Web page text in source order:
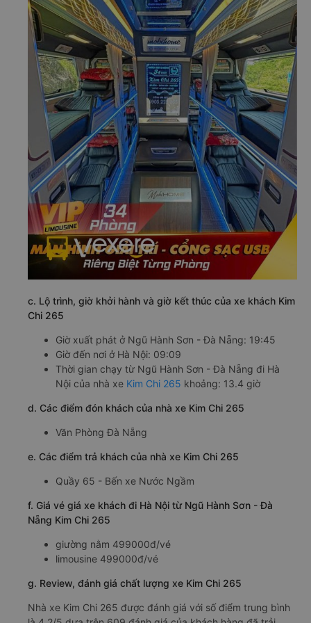
c. Lộ trình, giờ khởi hành và giờ kết thúc của xe khách Kim
Chi 265
Giờ xuất phát ở Ngũ Hành Sơn - Đà Nẵng: 19:45
Giờ đến nơi ở Hà Nội: 09:09
Thời gian chạy từ Ngũ Hành Sơn - Đà Nẵng đi Hà
Nội của nhà xe Kim Chi 265 khoảng: 13.4 giờ
d. Các điểm đón khách của nhà xe Kim Chi 265
Văn Phòng Đà Nẵng
e. Các điểm trả khách của nhà xe Kim Chi 265
Quầy 65 - Bến xe Nước Ngầm
f. Giá vé giá xe khách đi Hà Nội từ Ngũ Hành Sơn - Đà
Nẵng Kim Chi 265
giường nằm 499000đ/vé
limousine 499000đ/vé
g. Review, đánh giá chất lượng xe Kim Chi 265
Nhà xe Kim Chi 265 được đánh giá với số điểm trung bình